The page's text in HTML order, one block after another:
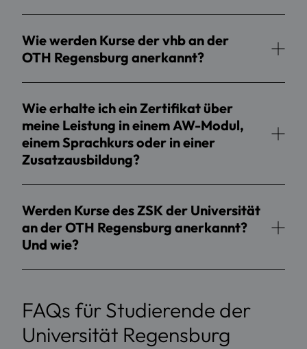
Wie werden Kurse der vhb an der
OTH Regensburg anerkannt?
Wie erhalte ich ein Zertifikat über
meine Leistung in einem AW-Modul,
einem Sprachkurs oder in einer
Zusatzausbildung?
Werden Kurse des ZSK der Universität
an der OTH Regensburg anerkannt?
Und wie?
FAQs für Studierende der
Universität Regensburg